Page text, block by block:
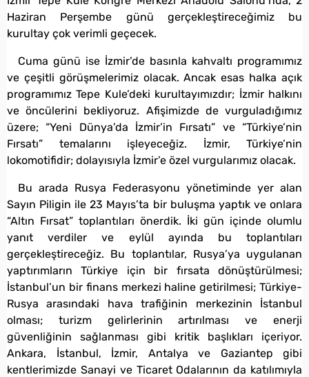
Haziran Perşembe günü gerçekleştireceğimiz bu
kurultay çok verimli geçecek.
Cuma günü ise İzmir’de basınla kahvaltı programımız
ve çeşitli görüşmelerimiz olacak. Ancak esas halka açık
programımız Tepe Kule’deki kurultayımızdır; İzmir halkını
ve öncülerini bekliyoruz. Afişimizde de vurguladığımız
üzere; “Yeni Dünya’da İzmir’in Fırsatı” ve “Türkiye’nin
Fırsatı” temalarını işleyeceğiz. İzmir, Türkiye’nin
lokomotifidir; dolayısıyla İzmir’e özel vurgularımız olacak.
Bu arada Rusya Federasyonu yönetiminde yer alan
Sayın Piligin ile 23 Mayıs’ta bir buluşma yaptık ve onlara
“Altın Fırsat” toplantıları önerdik. İki gün içinde olumlu
yanıt verdiler ve eylül ayında bu toplantıları
gerçekleştireceğiz. Bu toplantılar, Rusya’ya uygulanan
yaptırımların Türkiye için bir fırsata dönüştürülmesi;
İstanbul’un bir finans merkezi haline getirilmesi; Türkiye-
Rusya arasındaki hava trafiğinin merkezinin İstanbul
olması; turizm gelirlerinin artırılması ve enerji
güvenliğinin sağlanması gibi kritik başlıkları içeriyor.
Ankara, İstanbul, İzmir, Antalya ve Gaziantep gibi
kentlerimizde Sanayi ve Ticaret Odalarının da katılımıyla